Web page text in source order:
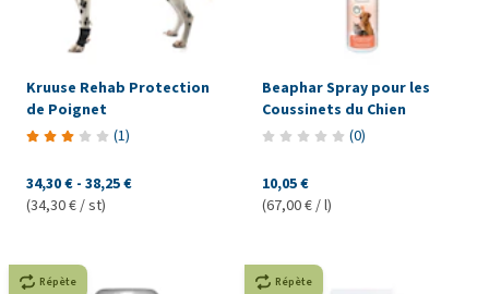
Kruuse Rehab Protection
de Poignet
(1)
34,30 € - 38,25 €
(34,30 € / st)
Beaphar Spray pour les
Coussinets du Chien
(0)
10,05 €
(67,00 € / l)
Répète Répète